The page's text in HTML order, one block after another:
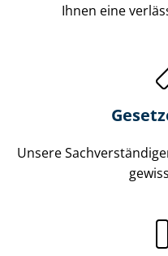
Ihnen eine
Unsere